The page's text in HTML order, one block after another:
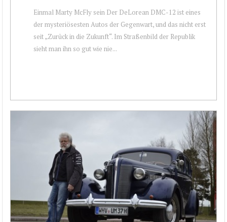
Einmal Marty McFly sein Der DeLorean DMC-12 ist eines
der mysteriösesten Autos der Gegenwart, und das nicht erst
seit „Zurück in die Zukunft“. Im Straßenbild der Republik
sieht man ihn so gut wie nie...